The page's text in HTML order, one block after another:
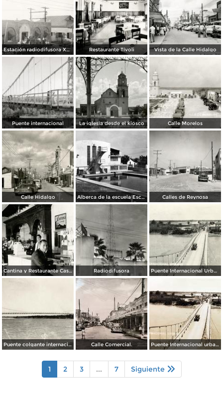
Estación radiodifusora XED de 10,000 watts Restaurante Tívoli Vista de la Calle Hidalgo
Puente internacional La iglesia desde el kiosco Calle Morelos
Calle Hidalgo Alberca de la escuela Escandón Calles de Reynosa
Cantina y Restaurante Casa Blanca Radiodifusora Puente Internacional Urbano
Puente colgante internacional sobre el Río Bravo Calle Comercial. Puente Internacional urbano.
1 2 3 ... 7 Siguiente